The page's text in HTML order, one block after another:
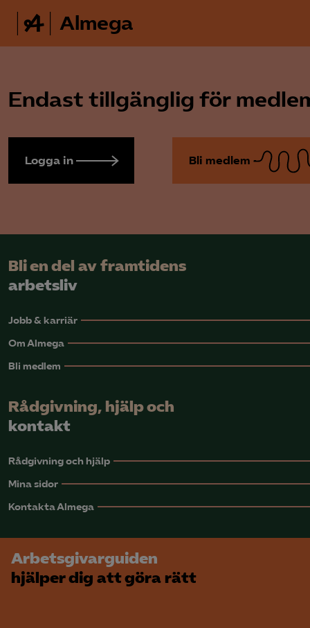
Almega
Endast tillgänglig för
Logga in Bli medlem
Bli en del av framtidens
arbetsliv
Jobb & karriär
Om Almega
Bli medlem
Rådgivning, hjälp och
kontakt
Rådgivning och hjälp
Mina sidor
Kontakta Almega
Arbetsgivarguiden
hjälper dig att göra rätt